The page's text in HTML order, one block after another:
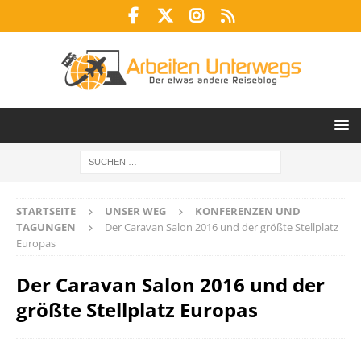
STARTSEITE UNSER WEG
KONFERENZEN UND
TAGUNGEN
Der Caravan Salon 2016 und der größte Stellplatz
Europas
Der Caravan Salon 2016 und der
größte Stellplatz Europas